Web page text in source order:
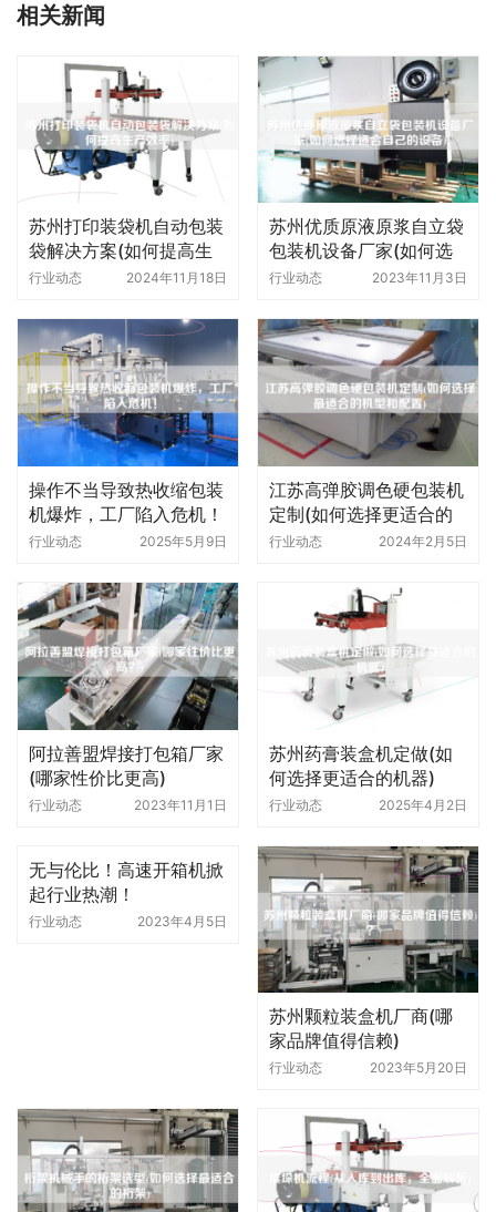
相关新闻
苏州打印装袋机自动包装
袋解决方案(如何提高生
产效率)
行业动态 2024年11月18日
苏州优质原液原浆自立袋
包装机设备厂家(如何选
择适合自己的设备)
行业动态 2023年11月3日
操作不当导致热收缩包装
机爆炸，工厂陷入危机！
行业动态 2025年5月9日
江苏高弹胶调色硬包装机
定制(如何选择更适合的
机型和配置)
行业动态 2024年2月5日
阿拉善盟焊接打包箱厂家
(哪家性价比更高)
行业动态 2023年11月1日
苏州药膏装盒机定做(如
何选择更适合的机器)
行业动态 2025年4月2日
无与伦比！高速开箱机掀
起行业热潮！
行业动态 2023年4月5日
苏州颗粒装盒机厂商(哪
家品牌值得信赖)
行业动态 2023年5月20日